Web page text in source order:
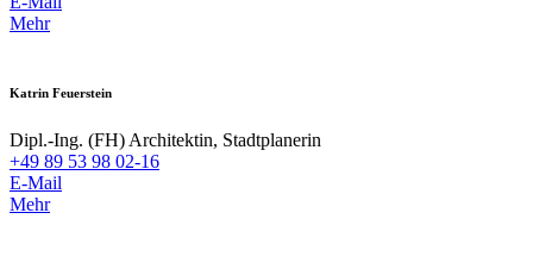
Mehr
Katrin Feuerstein
Dipl.-Ing. (FH) Architektin, Stadtplanerin
+49 89 53 98 02-16
E-Mail
Mehr